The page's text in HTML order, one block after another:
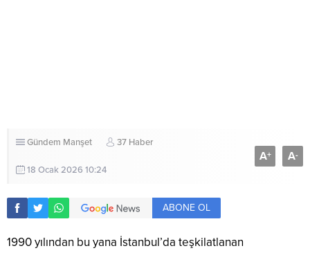
Gündem Manşet 37 Haber
18 Ocak 2026 10:24
A+ A-
ABONE OL
1990 yılından bu yana İstanbul’da teşkilatlanan